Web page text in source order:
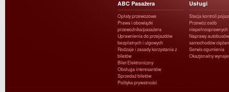
ABC Pasażera
Opłaty przewozowe
Prawa i obowiązki
przewoźnika/pasażera
Uprawnienia do przejazdów
bezpłatnych i ulgowych
Rodzaje i zasady korzystania z
biletów
Bilet Elektroniczny
Obsługa interesantów
Sprzedaż biletów
Polityka prywatności
Usługi
Stacja kontroli
Przewóz osób
niepełnosprawnych
Naprawy
samochodów
Serwis ogumienia
Okazjonalny